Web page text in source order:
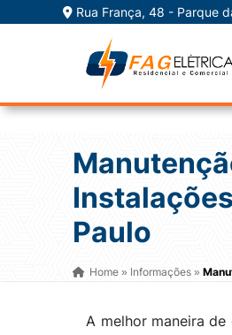
Rua França, 48 - Parque
Paulo
Home » Informações »
A melhor maneira